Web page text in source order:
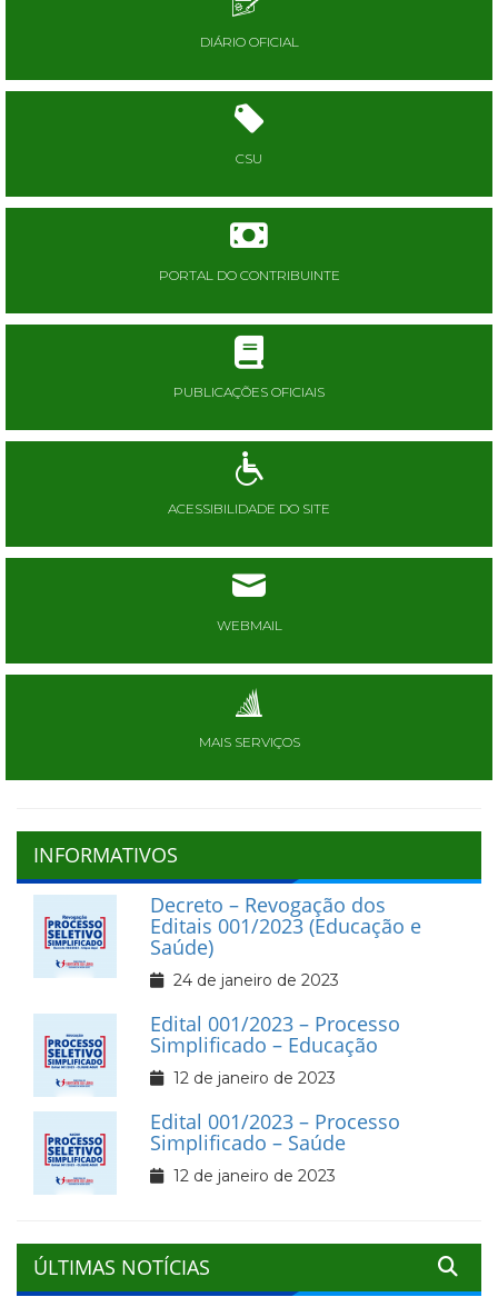
DIÁRIO OFICIAL
CSU
PORTAL DO CONTRIBUINTE
PUBLICAÇÕES OFICIAIS
ACESSIBILIDADE DO SITE
WEBMAIL
MAIS SERVIÇOS
INFORMATIVOS
Decreto – Revogação dos
Editais 001/2023 (Educação e
Saúde)
24 de janeiro de 2023
Edital 001/2023 – Processo
Simplificado – Educação
12 de janeiro de 2023
Edital 001/2023 – Processo
Simplificado – Saúde
12 de janeiro de 2023
ÚLTIMAS NOTÍCIAS